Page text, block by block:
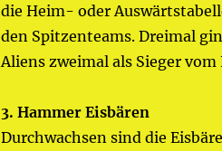
die Heim- oder
den Spitzenteams. Dreimal
Aliens zweimal als Sieger vom
3. Hammer Eisbären
Durchwachsen sind die